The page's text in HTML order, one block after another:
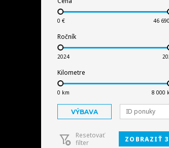
Ročník
Kilometre
VÝBAVA
Resetovať
filter
ZOBRAZIŤ 3